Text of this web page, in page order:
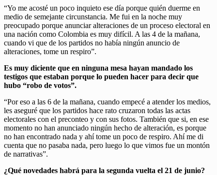
“Yo me acosté un poco inquieto ese día porque quién duerme en
medio de semejante circunstancia. Me fui en la noche muy
preocupado porque anunciar alteraciones de un proceso electoral en
una nación como Colombia es muy difícil. A las 4 de la mañana,
cuando vi que de los partidos no había ningún anuncio de
alteraciones, tome un respiro”.
Es muy diciente que en ninguna mesa hayan mandado los
testigos que estaban porque lo pueden hacer para decir que
hubo “robo de votos”.
“Por eso a las 6 de la mañana, cuando empecé a atender los medios,
les aseguré que los partidos hace rato cruzaron todas las actas
electorales con el preconteo y con sus fotos. También que si, en ese
momento no han anunciado ningún hecho de alteración, es porque
no han encontrado nada y ahí tome un poco de respiro. Ahí me di
cuenta que no pasaba nada, pero luego lo que vimos fue un montón
de narrativas”.
¿Qué novedades habrá para la segunda vuelta el 21 de junio?